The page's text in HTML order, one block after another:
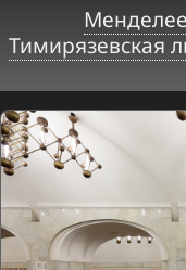
Тимирязевская